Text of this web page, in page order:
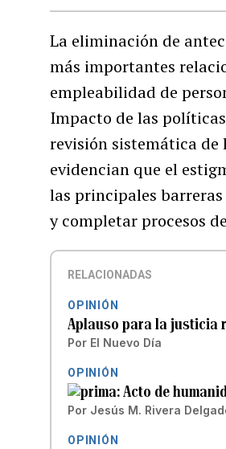
La eliminación de
más importantes
empleabilidad de
Impacto de las
revisión sistemática de
evidencian que el
las principales
y completar procesos
RELACIONADAS
OPINIÓN
Aplauso para la justicia
Por El Nuevo Día
OPINIÓN
Acto de
Por Jesús M. Rivera
OPINIÓN